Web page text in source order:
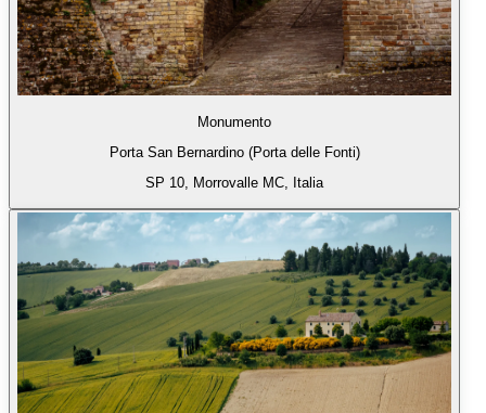
Monumento
Porta San Bernardino (Porta delle Fonti)
SP 10, Morrovalle MC, Italia